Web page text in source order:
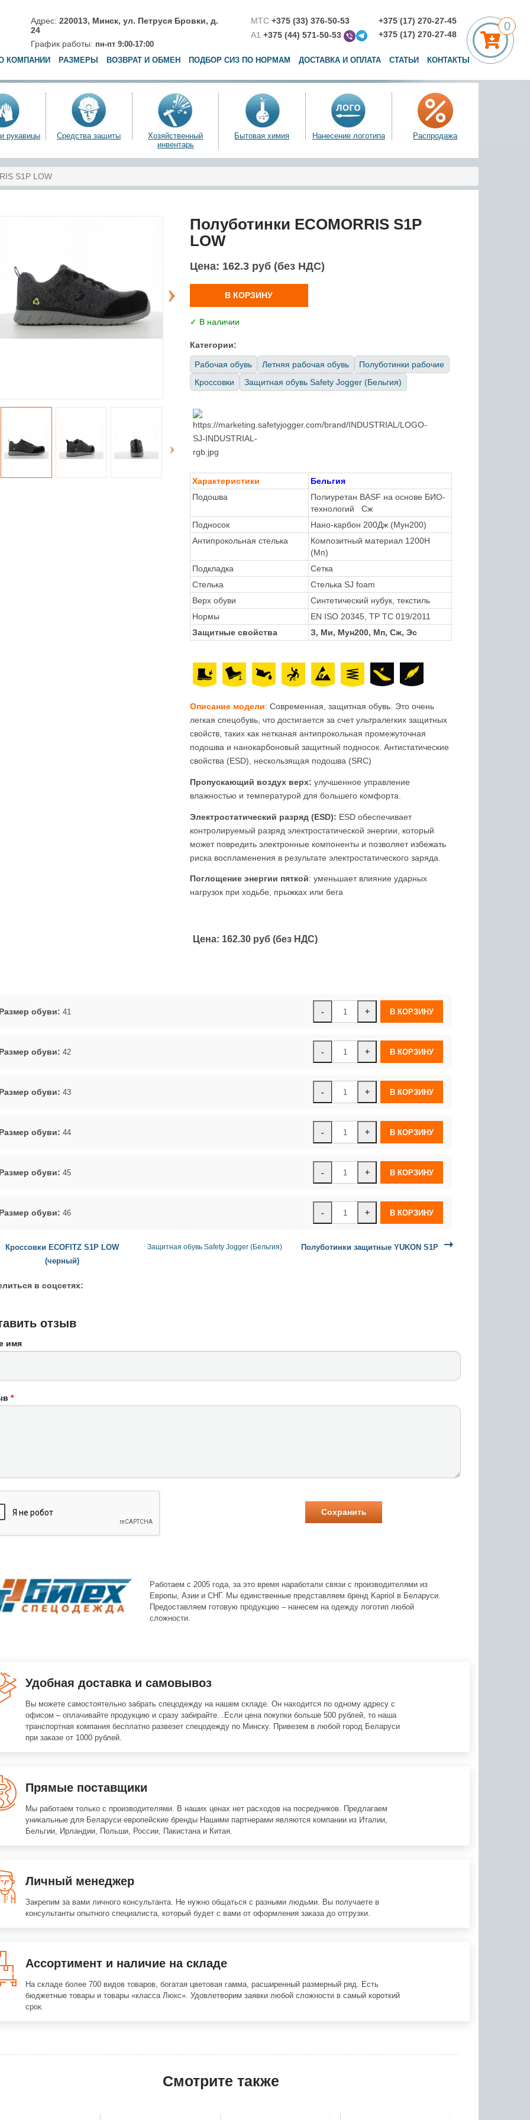
Адрес: 220013, Минск, ул. Петруся Бровки, д.
24
График работы: пн-пт 9:00-17:00
МТС +375 (33) 376-50-53
A1 +375 (44) 571-50-53
+375 (17) 270-27-45
+375 (17) 270-27-48
КОМПАНИИ РАЗМЕРЫ ВОЗВРАТ И ОБМЕН ПОДБОР СИЗ ПО НОРМАМ ДОСТАВКА И ОПЛАТА СТАТЬИ КОНТАКТЫ
рукавицы Средства защиты
Хозяйственный
инвентарь
Бытовая химия Нанесение логотипа Распродажа
S1P LOW
Полуботинки ECOMORRIS S1P
LOW
Цена: 162.3 руб (без НДС)
В КОРЗИНУ
✓ В наличии
Категории:
Рабочая обувь Летняя рабочая обувь
Полуботинки рабочие
Кроссовки
Защитная обувь Safety Jogger (Бельгия)
Характеристики
Бельгия
Подошва
Полиуретан BASF на основе БИО-
технологий Сж
Подносок
Нано-карбон 200Дж (Мун200)
Антипрокольная стелька
Композитный материал 1200Н
(Мп)
Подкладка
Сетка
Стелька
Стелька SJ foam
Верх обуви
Синтетический нубук, текстиль
Нормы
EN ISO 20345, TP TC 019/2011
Защитные свойства
З, Ми, Мун200, Мп, Сж, Эс
Описание модели: Современная, защитная обувь. Это очень
легкая спецобувь, что достигается за счет ультралегких защитных
свойств, таких как нетканая антипрокольная промежуточная
подошва и нанокарбоновый защитный подносок. Антистатические
свойства (ESD), нескользящая подошва (SRC)
Пропускающий воздух верх: улучшенное управление
влажностью и температурой для большего комфорта.
Электростатический разряд (ESD): ESD обеспечивает
контролируемый разряд электростатической энергии, который
может повредить электронные компоненты и позволяет избежать
риска воспламенения в результате электростатического заряда.
Поглощение энергии пяткой: уменьшает влияние ударных
нагрузок при ходьбе, прыжках или бега
Цена: 162.30 руб (без НДС)
- +
Размер обуви: 41
- +
Размер обуви: 42
- +
Размер обуви: 43
- +
Размер обуви: 44
- +
Размер обуви: 45
- +
Размер обуви: 46
Кроссовки ECOFITZ S1P LOW
(черный)
Защитная обувь Safety Jogger (Бельгия) Полуботинки защитные YUKON S1P
в соцсетях:
отзыв
имя
*
Работаем с 2005 года, за это время наработали связи с производителями из
Европы, Азии и СНГ. Мы единственные представляем бренд Kapriol в Беларуси.
Предоставляем готовую продукцию – нанесем на одежду логотип любой
сложности.
Удобная доставка и самовывоз
Вы можете самостоятельно забрать спецодежду на нашем складе. Он находится по одному адресу с
офисом – оплачивайте продукцию и сразу забирайте. .Если цена покупки больше 500 рублей, то наша
транспортная компания бесплатно развезет спецодежду по Минску. Привезем в любой город Беларуси
при заказе от 1000 рублей.
Прямые поставщики
Мы работаем только с производителями. В наших ценах нет расходов на посредников. Предлагаем
уникальные для Беларуси европейские бренды Нашими партнерами являются компании из Италии,
Бельгии, Ирландии, Польши, России, Пакистана и Китая.
Личный менеджер
Закрепим за вами личного консультанта. Не нужно общаться с разными людьми. Вы получаете в
консультанты опытного специалиста, который будет с вами от оформления заказа до отгрузки.
Ассортимент и наличие на складе
На складе более 700 видов товаров, богатая цветовая гамма, расширенный размерный ряд. Есть
бюджетные товары и товары «класса Люкс». Удовлетворим заявки любой сложности в самый короткий
срок.
Смотрите также
0